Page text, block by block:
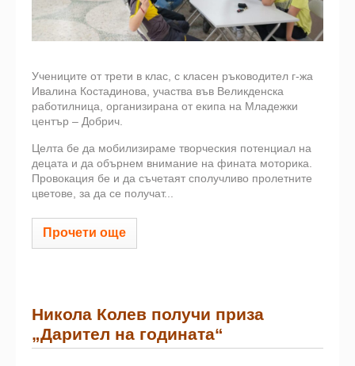
Учениците от трети в клас, с класен ръководител г-жа
Ивалина Костадинова, участва във Великденска
работилница, организирана от екипа на Младежки
център – Добрич.
Целта бе да мобилизираме творческия потенциал на
децата и да обърнем внимание на фината моторика.
Провокация бе и да съчетаят сполучливо пролетните
цветове, за да се получат...
Прочети още
Никола Колев получи приза
„Дарител на годината“